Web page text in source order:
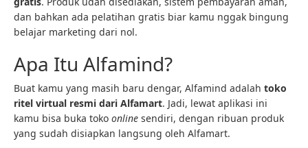
dan bahkan ada pelatihan gratis biar kamu nggak bingung
belajar marketing dari nol.
Apa Itu Alfamind?
Buat kamu yang masih baru dengar, Alfamind adalah toko
ritel virtual resmi dari Alfamart. Jadi, lewat aplikasi ini
kamu bisa buka toko online sendiri, dengan ribuan produk
yang sudah disiapkan langsung oleh Alfamart.